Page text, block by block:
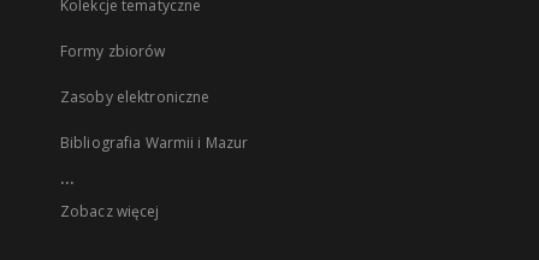
Kolekcje tematyczne
Formy zbiorów
Zasoby elektroniczne
Bibliografia Warmii i Mazur
...
Zobacz więcej